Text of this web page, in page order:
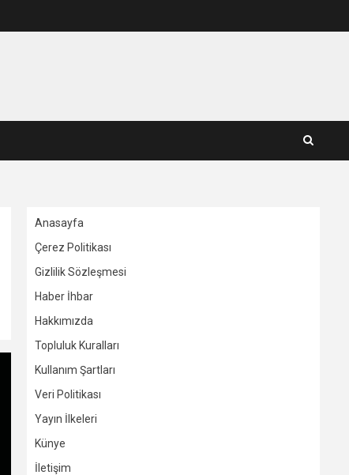
Anasayfa
Çerez Politikası
Gizlilik Sözleşmesi
Haber İhbar
Hakkımızda
Topluluk Kuralları
Kullanım Şartları
Veri Politikası
Yayın İlkeleri
Künye
İletişim